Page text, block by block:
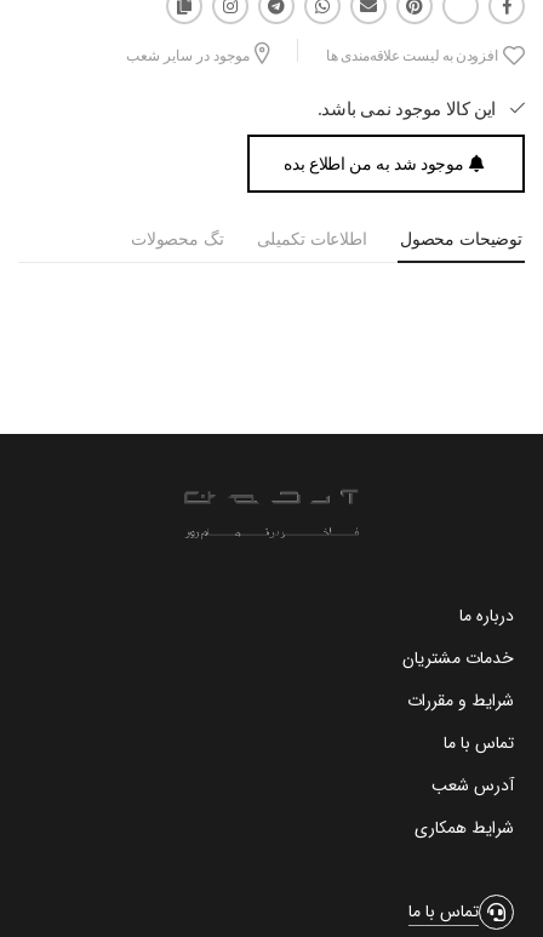
افزودن به لیست علاقه‌مندی ها موجود در سایر شعب
این کالا موجود نمی باشد.
موجود شد به من اطلاع بده
توضیحات محصول اطلاعات تکمیلی تگ محصولات
درباره ما
خدمات مشتریان
شرایط و مقررات
تماس با ما
آدرس شعب
شرایط همکاری
تماس با ما